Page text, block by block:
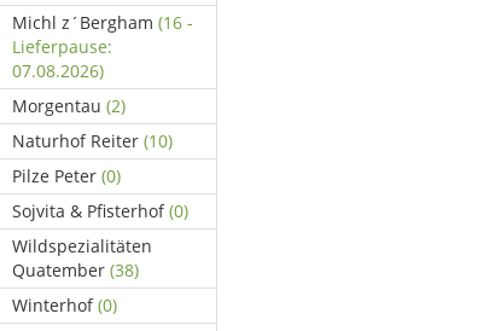
Michl z´Bergham (16 -
Lieferpause:
07.08.2026)
Morgentau (2)
Naturhof Reiter (10)
Pilze Peter (0)
Sojvita & Pfisterhof(0)
Wildspezialitäten
Quatember (38)
Winterhof(0)